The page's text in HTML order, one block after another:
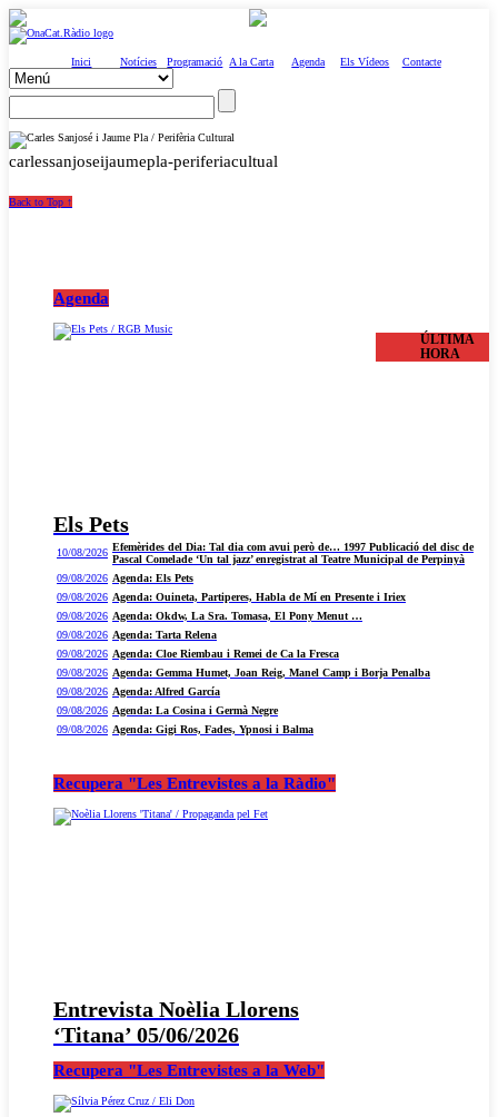
Inici Notícies Programació A la Carta Agenda Els Vídeos Contacte
carlessanjoseijaumepla-periferiacultual
Back to Top ↑
Agenda
Els Pets
ÚLTIMA
HORA
10/08/2026 Efemèrides del Dia: Tal dia com avui però de… 1997 Publicació del disc de
Pascal Comelade ‘Un tal jazz’ enregistrat al Teatre Municipal de Perpinyà
09/08/2026 Agenda: Els Pets
09/08/2026 Agenda: Ouineta, Partiperes, Habla de Mí en Presente i Iriex
09/08/2026 Agenda: Okdw, La Sra. Tomasa, El Pony Menut …
09/08/2026 Agenda: Tarta Relena
09/08/2026 Agenda: Cloe Riembau i Remei de Ca la Fresca
09/08/2026 Agenda: Gemma Humet, Joan Reig, Manel Camp i Borja Penalba
09/08/2026 Agenda: Alfred García
09/08/2026 Agenda: La Cosina i Germà Negre
09/08/2026 Agenda: Gigi Ros, Fades, Ypnosi i Balma
Recupera "Les Entrevistes a la Ràdio"
Entrevista Noèlia Llorens
‘Titana’ 05/06/2026
Recupera "Les Entrevistes a la Web"